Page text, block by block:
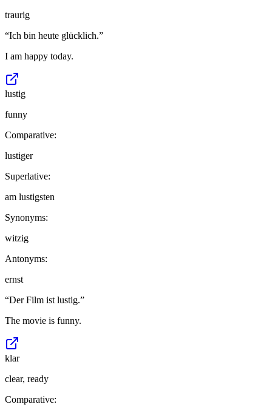
traurig
“Ich bin heute glücklich.”
I am happy today.
lustig
funny
Comparative:
lustiger
Superlative:
am lustigsten
Synonyms:
witzig
Antonyms:
ernst
“Der Film ist lustig.”
The movie is funny.
klar
clear, ready
Comparative: